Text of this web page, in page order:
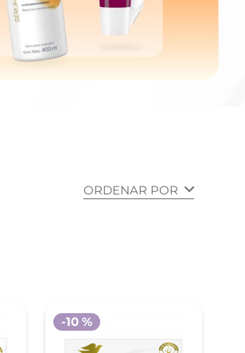
ORDENAR POR
-10 %